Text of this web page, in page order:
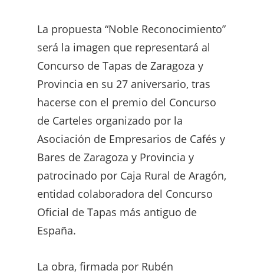
La propuesta “Noble Reconocimiento”
será la imagen que representará al
Concurso de Tapas de Zaragoza y
Provincia en su 27 aniversario, tras
hacerse con el premio del Concurso
de Carteles organizado por la
Asociación de Empresarios de Cafés y
Bares de Zaragoza y Provincia y
patrocinado por Caja Rural de Aragón,
entidad colaboradora del Concurso
Oficial de Tapas más antiguo de
España.
La obra, firmada por Rubén